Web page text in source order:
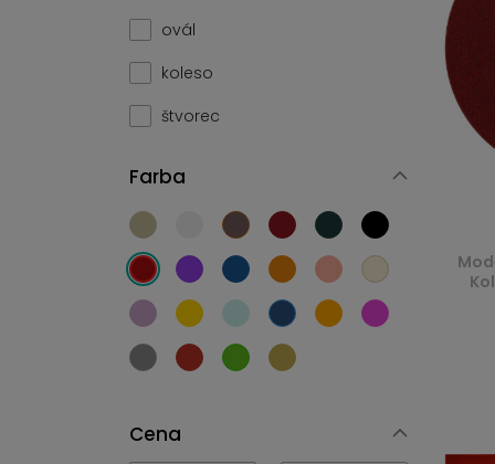
ovál
koleso
štvorec
Farba
Cena